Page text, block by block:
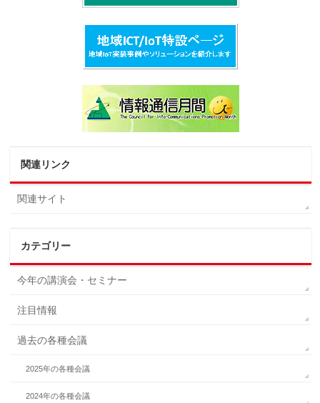
関連リンク
関連サイト
カテゴリー
今年の講演会・セミナー
注目情報
過去の各種会議
2025年の各種会議
2024年の各種会議